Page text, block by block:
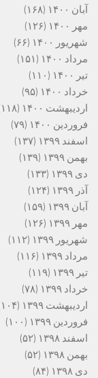
آبان ۱۴۰۰
(۱۶۸)
مهر ۱۴۰۰
(۱۲۶)
شهریور ۱۴۰۰
(۶۶)
مرداد ۱۴۰۰
(۱۵۱)
تیر ۱۴۰۰
(۱۱۰)
خرداد ۱۴۰۰
(۹۵)
اردیبهشت ۱۴۰۰
(۱۱۸)
فروردین ۱۴۰۰
(۷۹)
اسفند ۱۳۹۹
(۱۳۷)
بهمن ۱۳۹۹
(۱۳۹)
دی ۱۳۹۹
(۱۳۳)
آذر ۱۳۹۹
(۱۲۴)
آبان ۱۳۹۹
(۱۵۹)
مهر ۱۳۹۹
(۱۲۶)
شهریور ۱۳۹۹
(۱۱۲)
مرداد ۱۳۹۹
(۱۱۶)
تیر ۱۳۹۹
(۱۱۹)
خرداد ۱۳۹۹
(۷۸)
اردیبهشت ۱۳۹۹
(۱۰۴)
فروردین ۱۳۹۹
(۱۰۰)
اسفند ۱۳۹۸
(۵۲)
بهمن ۱۳۹۸
(۵۲)
دی ۱۳۹۸
(۸۴)